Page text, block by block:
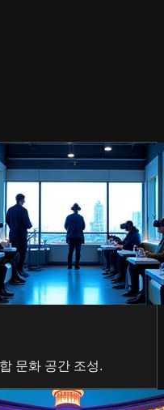
문화 공간 조성.